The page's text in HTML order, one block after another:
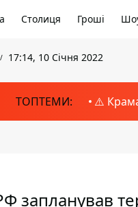
Столиця Гроші
17:14, 10 Січня 2022
ТОПТЕМИ: ⚠️
запланував